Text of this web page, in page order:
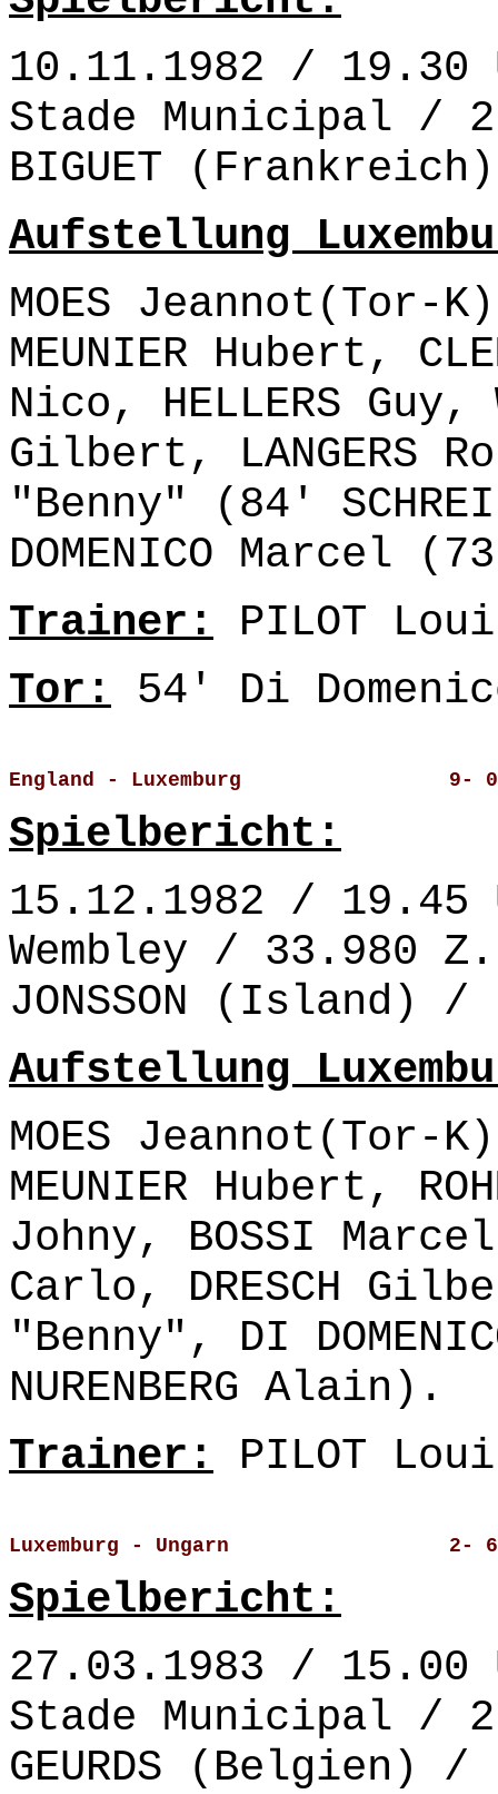
10.11.1982 / 19.30
Stade Municipal /
BIGUET
Aufstellung
MOES Jeannot(Tor-
MEUNIER Hubert,
Nico, HELLERS Guy,
Gilbert, LANGERS
"Benny" (84'
DOMENICO Marcel
Trainer: PILOT
Tor: 54' Di
England - Luxemburg                 9-
Spielbericht:
15.12.1982 / 19.45
Wembley / 33.980
JONSSON (Island) /
Aufstellung
MOES Jeannot(Tor-
MEUNIER Hubert,
Johny, BOSSI
Carlo, DRESCH
"Benny", DI
NURENBERG Alain).
Trainer: PILOT
Luxemburg - Ungarn                  2-
Spielbericht:
27.03.1983 / 15.00
Stade Municipal /
GEURDS (Belgien) /